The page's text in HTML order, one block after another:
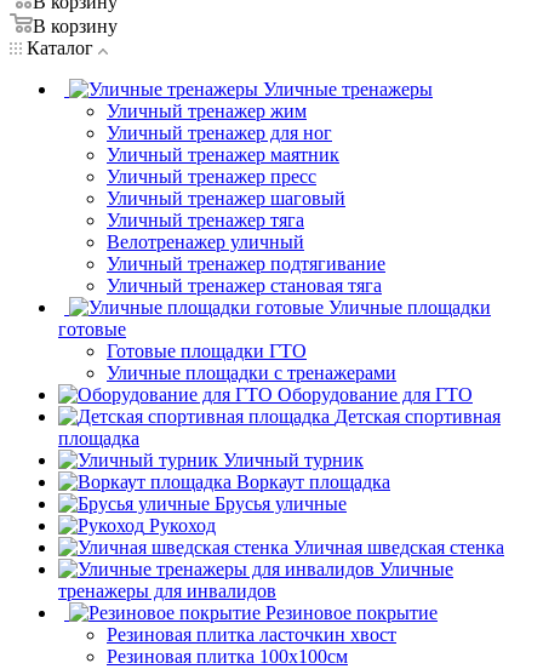
В корзину
Каталог
Уличные тренажеры
Уличный тренажер жим
Уличный тренажер для ног
Уличный тренажер маятник
Уличный тренажер пресс
Уличный тренажер шаговый
Уличный тренажер тяга
Велотренажер уличный
Уличный тренажер подтягивание
Уличный тренажер становая тяга
Уличные площадки
готовые
Готовые площадки ГТО
Уличные площадки с тренажерами
Оборудование для ГТО
Детская спортивная
площадка
Уличный турник
Воркаут площадка
Брусья уличные
Рукоход
Уличная шведская стенка
Уличные
тренажеры для инвалидов
Резиновое покрытие
Резиновая плитка ласточкин хвост
Резиновая плитка 100х100см